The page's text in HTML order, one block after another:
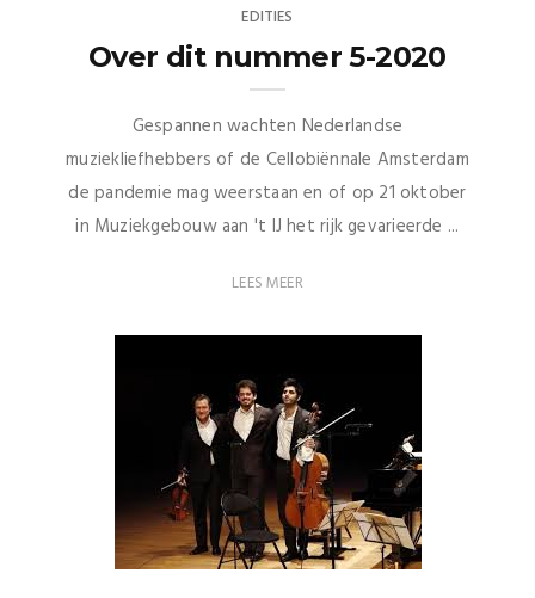
EDITIES
Over dit nummer 5-2020
Gespannen wachten Nederlandse
muziekliefhebbers of de Cellobiënnale Amsterdam
de pandemie mag weerstaan en of op 21 oktober
in Muziekgebouw aan 't IJ het rijk gevarieerde ...
LEES MEER